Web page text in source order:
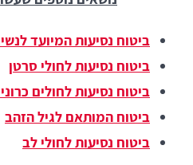
ביטוח נסיעות המיועד
ביטוח נסיעות לחולי סרטן
ביטוח נסיעות לחולים
ביטוח המותאם לגיל הזהב
ביטוח נסיעות לחולי לב